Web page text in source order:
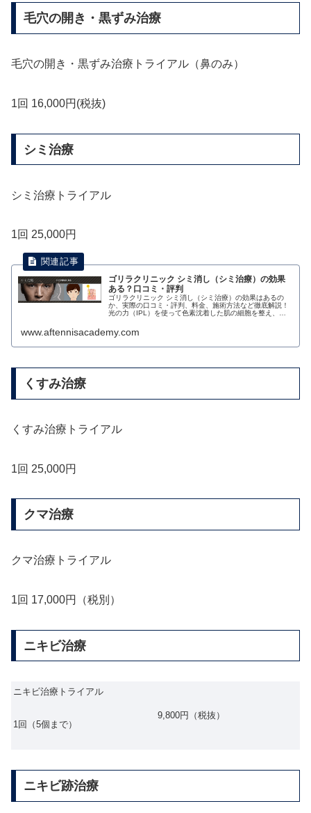
毛穴の開き・黒ずみ治療
毛穴の開き・黒ずみ治療トライアル（鼻のみ）
1回 16,000円(税抜)
シミ治療
シミ治療トライアル
1回 25,000円
ゴリラクリニック シミ消し（シミ治療）の効果
ある？口コミ・評判
ゴリラクリニック シミ消し（シミ治療）の効果はあるの
か、実際の口コミ・評判、料金、施術方法など徹底解説！
光の力（IPL）を使って色素沈着した肌の細胞を整え、キ
www.aftennisacademy.com
くすみ治療
くすみ治療トライアル
1回 25,000円
クマ治療
クマ治療トライアル
1回 17,000円（税別）
ニキビ治療
ニキビ治療トライアル
1回（5個まで）
9,800円（税抜）
ニキビ跡治療